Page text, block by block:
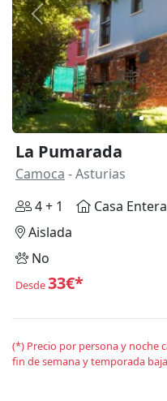
Anterior
La Pumarada
Camoca - Asturias
4 + 1
Casa Entera
Aislada
No
Desde33€*
(*) Precio por persona y noche
fin de semana y temporada